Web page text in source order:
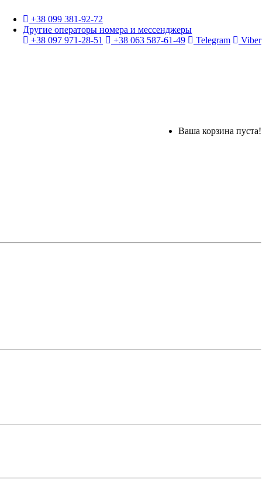
+38 099 381-92-72
Другие операторы номера и мессенджеры
+38 097 971-28-51
+38 063 587-61-49 Telegram Viber
Ваша корзина пуста!